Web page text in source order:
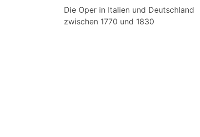
Die Oper in Italien und Deutschland
zwischen 1770 und 1830